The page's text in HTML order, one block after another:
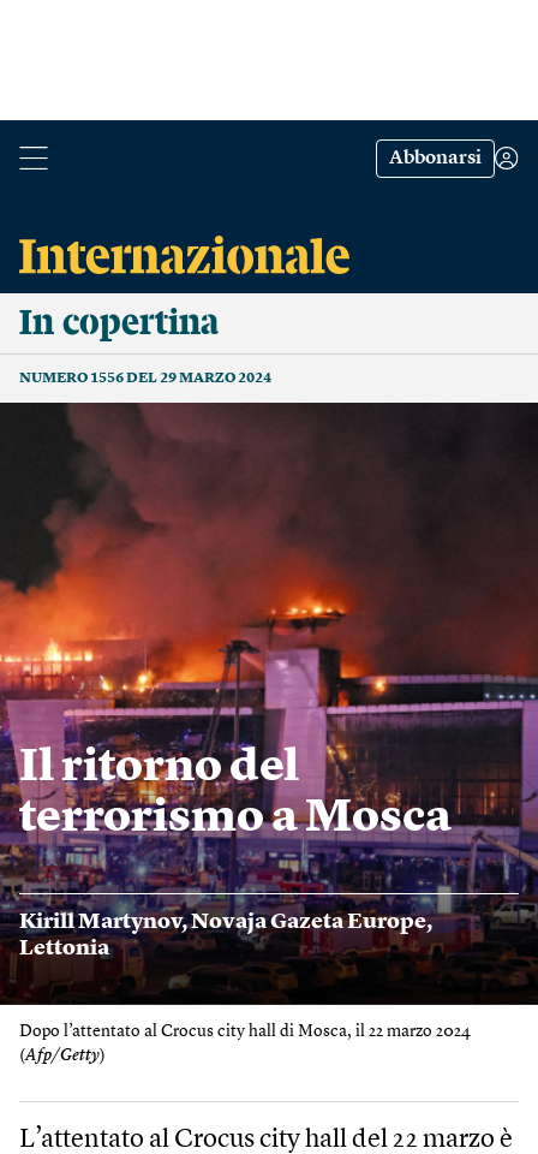
Abbonarsi
In copertina
NUMERO 1556 DEL 29 MARZO 2024
Dopo l’attentato al Crocus city hall di Mosca, il 22 marzo 2024
(Afp/Getty)
Il ritorno del
terrorismo a Mosca
Kirill Martynov,Novaja Gazeta Europe,
Lettonia
L’attentato al Crocus city hall del 22 marzo è